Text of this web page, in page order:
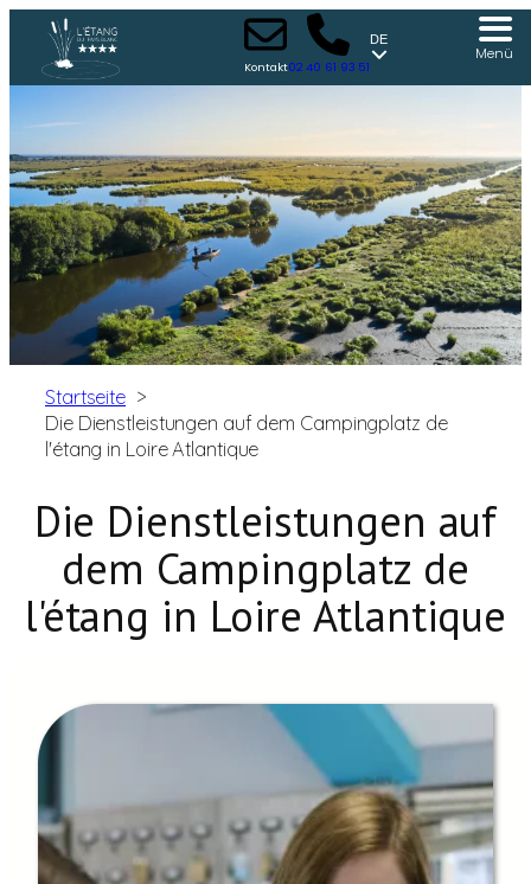
Kontakt02 40 61 93 51
DE
Startseite
Die Dienstleistungen auf dem Campingplatz de
l'étang in Loire Atlantique
Die Dienstleistungen auf
dem Campingplatz de
l'étang in Loire Atlantique
Menü